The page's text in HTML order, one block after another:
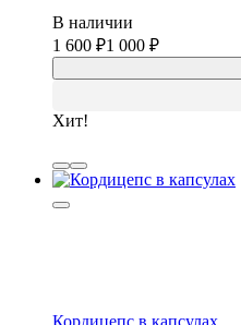
В наличии
1 600
1 000
Хит!
Кордицепс в капсулах